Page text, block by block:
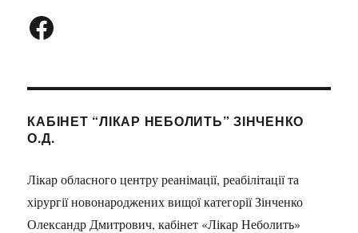
Facebook
КАБІНЕТ “ЛІКАР НЕБОЛИТЬ” ЗІНЧЕНКО
О.Д.
Лікар обласного центру реанімації, реабілітації та
хірургії новонароджених вищої категорії Зінченко
Олександр Дмитрович, кабінет «Лікар Неболить»